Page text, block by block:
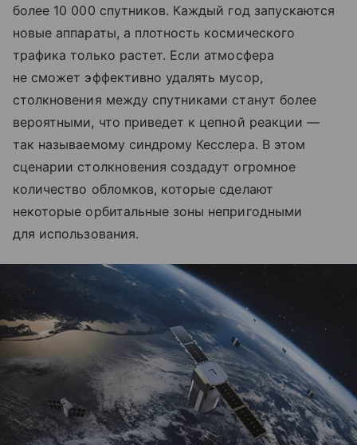
более 10 000 спутников. Каждый год запускаются
новые аппараты, а плотность космического
трафика только растет. Если атмосфера
не сможет эффективно удалять мусор,
столкновения между спутниками станут более
вероятными, что приведет к цепной реакции —
так называемому синдрому Кесслера. В этом
сценарии столкновения создадут огромное
количество обломков, которые сделают
некоторые орбитальные зоны непригодными
для использования.